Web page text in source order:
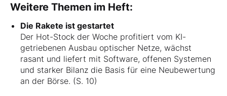
Weitere Themen im Heft:
Die Rakete ist gestartet
Der Hot-Stock der Woche profitiert vom KI-
getriebenen Ausbau optischer Netze, wächst
rasant und liefert mit Software, offenen Systemen
und starker Bilanz die Basis für eine Neubewertung
an der Börse. (S. 10)